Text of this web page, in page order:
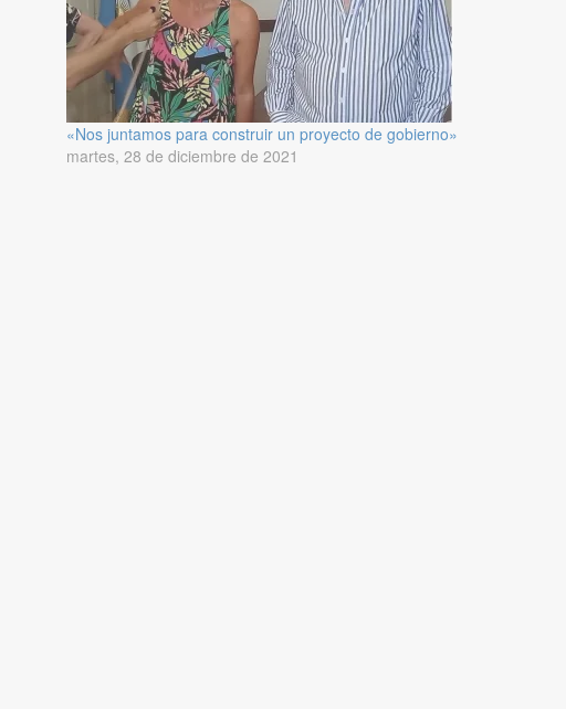
«Nos juntamos para construir un proyecto de gobierno»
martes, 28 de diciembre de 2021